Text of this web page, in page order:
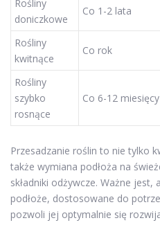
Rośliny
doniczkowe
Co 1-2 lata
Rośliny
kwitnące
Co rok
Rośliny
szybko
rosnące
Co 6-12 miesięcy
Przesadzanie roślin to nie tylko
także wymiana podłoża na
składniki odżywcze. Ważne jest,
podłoże, dostosowane do
pozwoli jej optymalnie się